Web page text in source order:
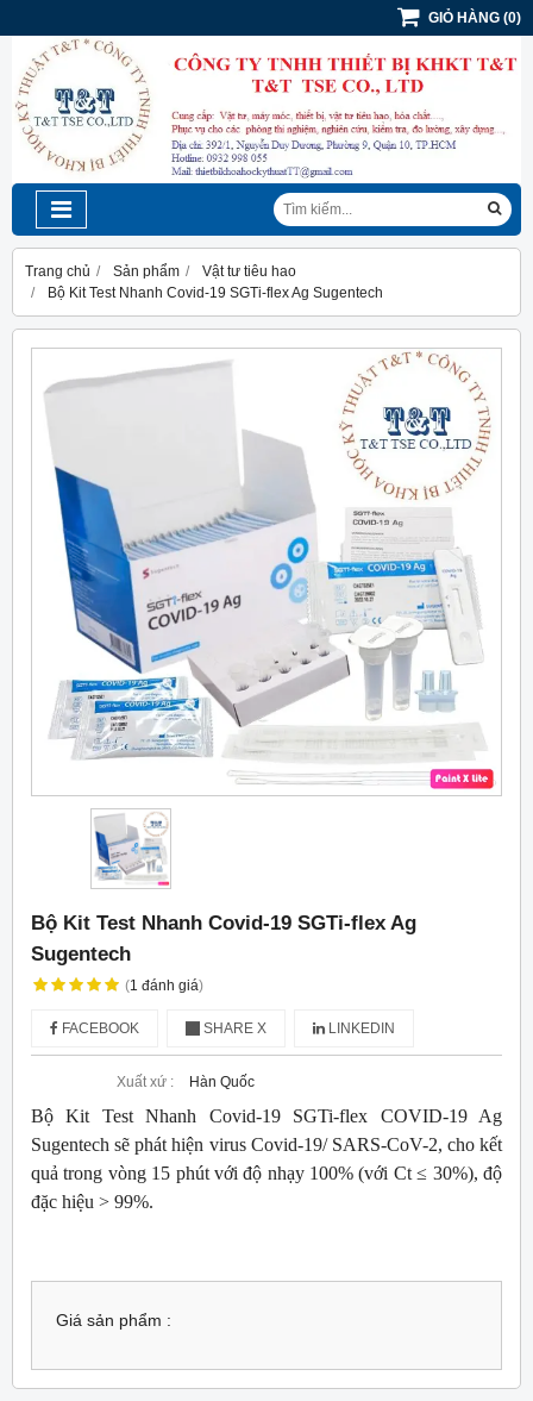
GIỎ HÀNG (0)
Trang chủ Sản phẩm
Vật tư tiêu hao
Bộ Kit Test Nhanh Covid-19 SGTi-flex Ag Sugentech
Bộ Kit Test Nhanh Covid-19 SGTi-flex Ag
Sugentech
(1 đánh giá)
FACEBOOK SHARE X LINKEDIN
Xuất xứ : Hàn Quốc
Bộ Kit Test Nhanh Covid-19 SGTi-flex COVID-19 Ag
Sugentech sẽ phát hiện virus Covid-19/ SARS-CoV-2, cho kết
quả trong vòng 15 phút với độ nhạy 100% (với Ct ≤ 30%), độ
đặc hiệu > 99%.
Giá sản phẩm :